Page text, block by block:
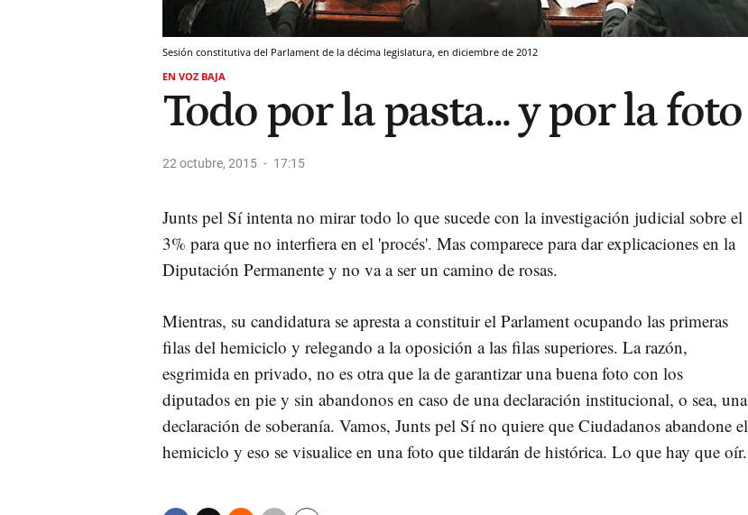
Sesión constitutiva del Parlament de la décima legislatura, en diciembre de 2012
EN VOZ BAJA
Todo por la pasta... y por la foto
22 octubre, 2015 17:15
Junts pel Sí intenta no mirar todo lo que sucede con la investigación judicial sobre el
3% para que no interfiera en el 'procés'. Mas comparece para dar explicaciones en la
Diputación Permanente y no va a ser un camino de rosas.
Mientras, su candidatura se apresta a constituir el Parlament ocupando las primeras
filas del hemiciclo y relegando a la oposición a las filas superiores. La razón,
esgrimida en privado, no es otra que la de garantizar una buena foto con los
diputados en pie y sin abandonos en caso de una declaración institucional, o sea, una
declaración de soberanía. Vamos, Junts pel Sí no quiere que Ciudadanos abandone el
hemiciclo y eso se visualice en una foto que tildarán de histórica. Lo que hay que oír.